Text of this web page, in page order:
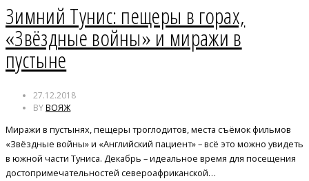
Зимний Тунис: пещеры в горах,
«Звёздные войны» и миражи в
пустыне
27.12.2018
BYВОЯЖ
Миражи в пустынях, пещеры троглодитов, места съёмок фильмов
«Звёздные войны» и «Английский пациент» – всё это можно увидеть
в южной части Туниса. Декабрь – идеальное время для посещения
достопримечательностей североафриканской…